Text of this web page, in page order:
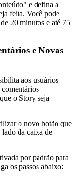
e defina a
feita. Você pode
20 minutos e até 75
e Novas
aos usuários
comentários
o Story seja
o novo botão que
lado da caixa de
por padrão para
os passos abaixo: